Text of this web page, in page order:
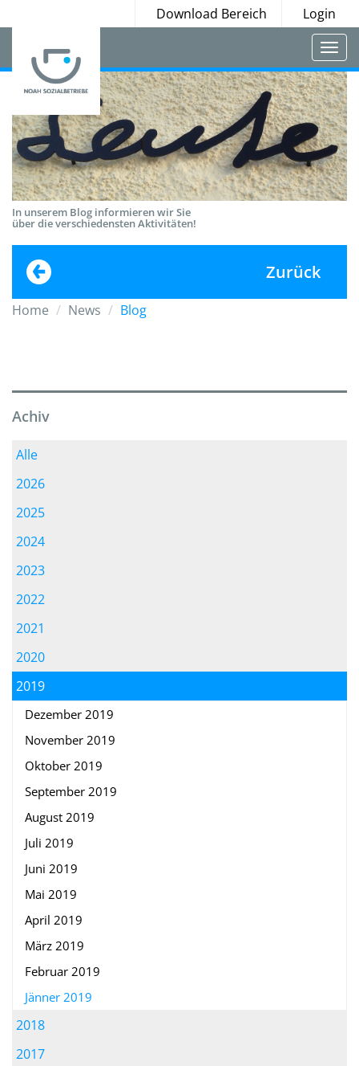
Download Bereich Login
In unserem Blog informieren wir Sie
über die verschiedensten Aktivitäten!
Zurück
Home News Blog
Achiv
Alle
2026
2025
2024
2023
2022
2021
2020
2019
Dezember 2019
November 2019
Oktober 2019
September 2019
August 2019
Juli 2019
Juni 2019
Mai 2019
April 2019
März 2019
Februar 2019
Jänner 2019
2018
2017